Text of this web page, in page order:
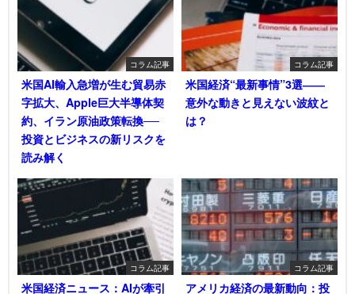
コラム記事
米国AI輸入急増が生む貿易赤
字拡大、Apple巨大半導体契
約、イラン原油政策転換──
投資とビジネスの新リスクを
読み解く
コラム記事
米国経済“最新事情”3選――
意外な動きと見えない波紋と
は？
コラム記事
米国経済ニュース：AIが牽引
コラム記事
アメリカ経済の最新動向：投